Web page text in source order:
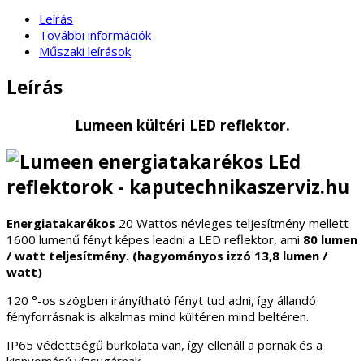
Leírás
További információk
Műszaki leírások
Leírás
Lumeen kültéri LED reflektor.
Energiatakarékos 20 Wattos névleges teljesítmény mellett
1600 lumenű fényt képes leadni a LED reflektor, ami 80 lumen
/ watt teljesítmény. (hagyományos izzó 13,8 lumen /
watt)
120 °-os szögben irányítható fényt tud adni, így állandó
fényforrásnak is alkalmas mind kültéren mind beltéren.
IP65 védettségű burkolata van, így ellenáll a pornak és a